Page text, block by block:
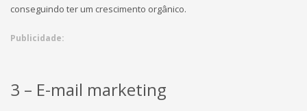
conseguindo ter um crescimento orgânico.
Publicidade:
3 – E-mail marketing